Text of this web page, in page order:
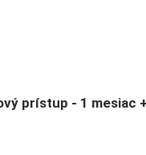
prístup - 1 mesiac